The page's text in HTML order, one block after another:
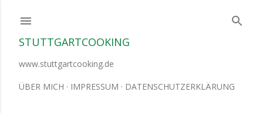
STUTTGARTCOOKING
www.stuttgartcooking.de
ÜBER MICH IMPRESSUM DATENSCHUTZERKLÄRUNG